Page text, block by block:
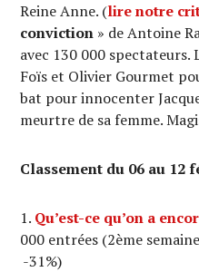
Reine Anne. (lire notre
conviction » de Antoine
avec 130 000
Foïs et Olivier Gourmet
bat pour innocenter
meurtre de sa femme.
Classement du 06 au 12
Qu’est-ce qu’on a
000 entrées (2ème
-31%)